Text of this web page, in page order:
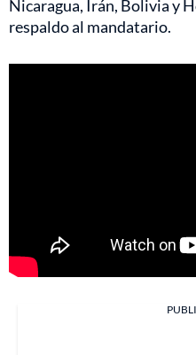
Nicaragua, Irán, Bolivia y
respaldo al mandatario.